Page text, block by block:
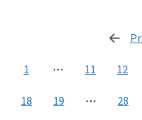
1 ⋯ 11 12
18 19 ⋯ 28